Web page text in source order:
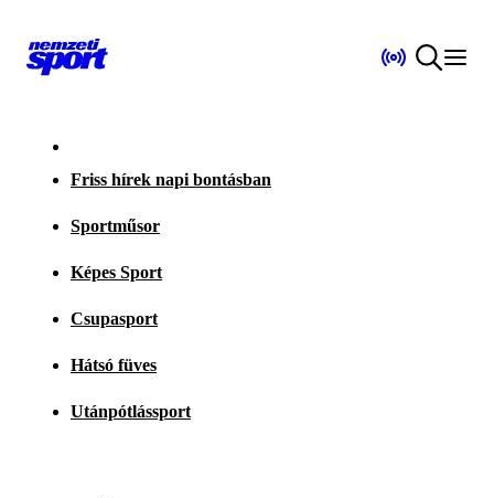
Friss hírek napi bontásban
Sportműsor
Képes Sport
Csupasport
Hátsó füves
Utánpótlássport